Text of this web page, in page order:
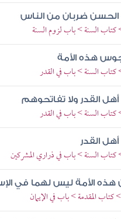
ضربان من الناس
السنة > باب لزوم السنة
هذه الأمة
السنة > باب في القدر
أهل القدر ولا تفاتحوهم
السنة > باب في القدر
أهل القدر
السنة > باب في ذراري المشركين
الأمة ليس لهما في
المقدمة > باب في الإيمان